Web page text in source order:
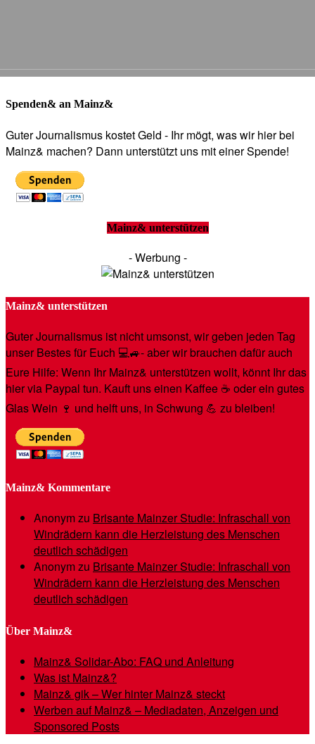
Spenden& an Mainz&
Guter Journalismus kostet Geld - Ihr mögt, was wir hier bei
Mainz& machen? Dann unterstützt uns mit einer Spende!
Mainz& unterstützen
- Werbung -
Mainz& unterstützen
Guter Journalismus ist nicht umsonst, wir geben jeden Tag
unser Bestes für Euch 💻🚙- aber wir brauchen dafür auch
Eure Hilfe: Wenn Ihr Mainz& unterstützen wollt, könnt Ihr das
hier via Paypal tun. Kauft uns einen Kaffee ☕️ oder ein gutes
Glas Wein 🍷 und helft uns, in Schwung 💪 zu bleiben!
Mainz& Kommentare
Anonymzu Brisante Mainzer Studie: Infraschall von
Windrädern kann die Herzleistung des Menschen
deutlich schädigen
Anonymzu Brisante Mainzer Studie: Infraschall von
Windrädern kann die Herzleistung des Menschen
deutlich schädigen
Über Mainz&
Mainz& Solidar-Abo: FAQ und Anleitung
Was ist Mainz&?
Mainz& gik – Wer hinter Mainz& steckt
Werben auf Mainz& – Mediadaten, Anzeigen und
Sponsored Posts